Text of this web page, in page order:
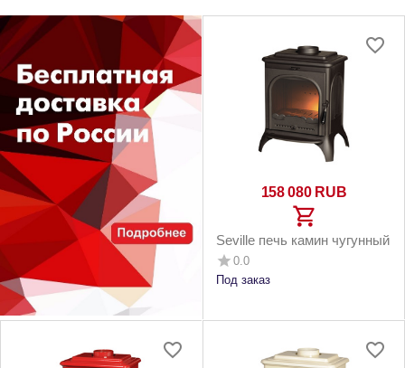
158 080 RUB
Seville печь камин чугунный
0.0
Под заказ